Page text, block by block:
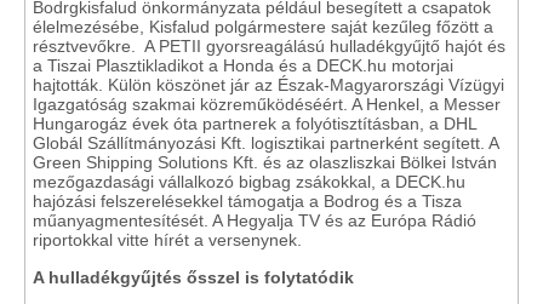
Bodrgkisfalud önkormányzata például besegített a csapatok
élelmezésébe, Kisfalud polgármestere saját kezűleg főzött a
résztvevőkre. A PETII gyorsreagálású hulladékgyűjtő hajót és
a Tiszai Plasztikladikot a Honda és a DECK.hu motorjai
hajtották. Külön köszönet jár az Észak-Magyarországi Vízügyi
Igazgatóság szakmai közreműködéséért. A Henkel, a Messer
Hungarogáz évek óta partnerek a folyótisztításban, a DHL
Globál Szállítmányozási Kft. logisztikai partnerként segített. A
Green Shipping Solutions Kft. és az olaszliszkai Bölkei István
mezőgazdasági vállalkozó bigbag zsákokkal, a DECK.hu
hajózási felszerelésekkel támogatja a Bodrog és a Tisza
műanyagmentesítését. A Hegyalja TV és az Európa Rádió
riportokkal vitte hírét a versenynek.
A hulladékgyűjtés ősszel is folytatódik